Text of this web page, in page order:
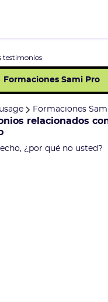
testimonios
Formaciones Sami Pro
Formaciones
relacionados
¿por qué no usted?